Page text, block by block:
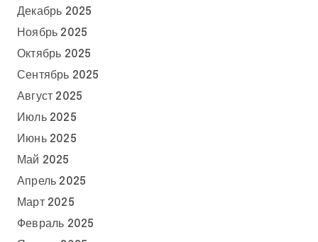
Декабрь 2025
Ноябрь 2025
Октябрь 2025
Сентябрь 2025
Август 2025
Июль 2025
Июнь 2025
Май 2025
Апрель 2025
Март 2025
Февраль 2025